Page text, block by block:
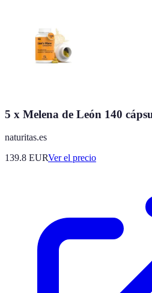
5 x Melena de León 140
naturitas.es
139.8 EURVer el precio